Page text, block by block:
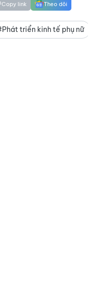
Copy link Theo dõi
triển kinh tế phụ nữ